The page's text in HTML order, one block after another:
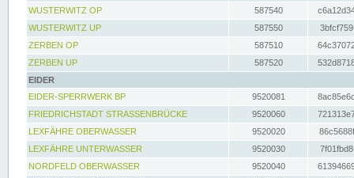
WUSTERWITZ OP
587540
WUSTERWITZ UP
587550
ZERBEN OP
587510
ZERBEN UP
587520
EIDER
EIDER-SPERRWERK BP
9520081
FRIEDRICHSTADT STRASSENBRÜCKE
9520060
LEXFÄHRE OBERWASSER
9520020
LEXFÄHRE UNTERWASSER
9520030
NORDFELD OBERWASSER
9520040